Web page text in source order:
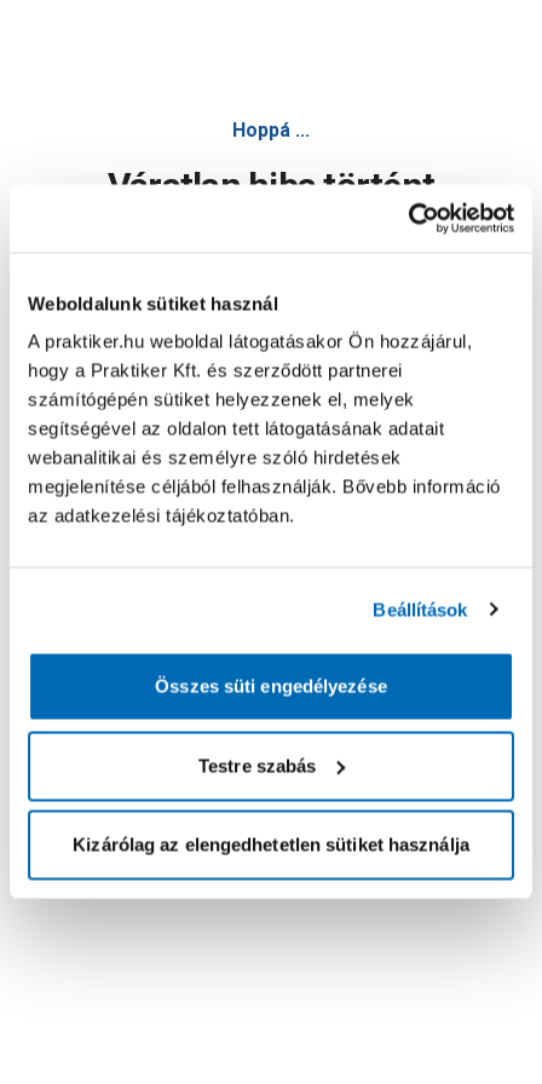
Weboldalunk sütiket használ
A praktiker.hu weboldal látogatásakor Ön hozzájárul,
hogy a Praktiker Kft. és szerződött partnerei
számítógépén sütiket helyezzenek el, melyek
segítségével az oldalon tett látogatásának adatait
webanalitikai és személyre szóló hirdetések
megjelenítése céljából felhasználják. Bővebb információ
az adatkezelési tájékoztatóban.
Beállítások
Összes süti engedélyezése
Testre szabás
Kizárólag az elengedhetetlen sütiket használja
Hoppá ...
Váratlan hiba történt
Oldal újratöltése